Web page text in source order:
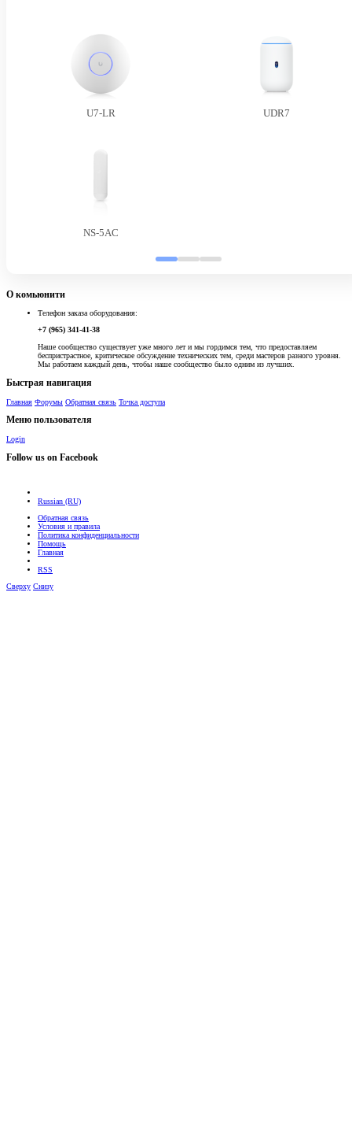
U7-LR UDR7
NS-5AC
О комьюнити
Телефон заказа оборудования:
+7 (965) 341-41-38
Наше сообщество существует уже много лет и мы гордимся тем, что предоставляем
беспристрастное, критическое обсуждение технических тем, среди мастеров разного уровня.
Мы работаем каждый день, чтобы наше сообщество было одним из лучших.
Быстрая навигация
Главная Форумы Обратная связь Точка доступа
Меню пользователя
Login
Follow us on Facebook
Russian (RU)
Обратная связь
Условия и правила
Политика конфиденциальности
Помощь
Главная
RSS
Сверху Снизу